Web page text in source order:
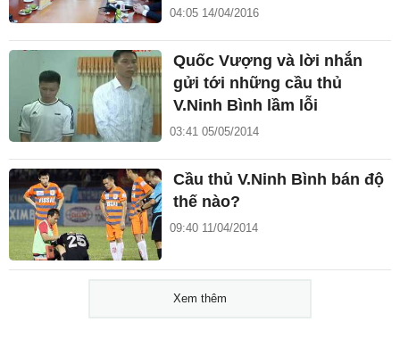
04:05 14/04/2016
Quốc Vượng và lời nhắn
gửi tới những cầu thủ
V.Ninh Bình lầm lỗi
03:41 05/05/2014
Cầu thủ V.Ninh Bình bán độ
thế nào?
09:40 11/04/2014
Xem thêm